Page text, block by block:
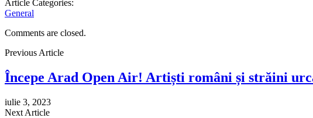
Article Categories:
General
Comments are closed.
Previous Article
Începe Arad Open Air! Artiști români și străini
iulie 3, 2023
Next Article